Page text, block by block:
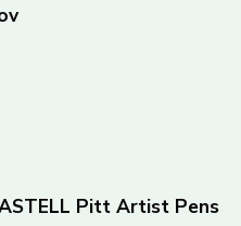
Pitt Artist Pens